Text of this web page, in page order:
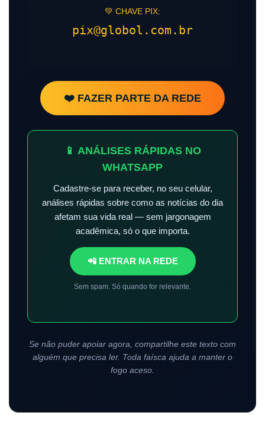
💚 CHAVE PIX:
pix@globol.com.br
❤️ FAZER PARTE DA REDE
📱 ANÁLISES RÁPIDAS NO
WHATSAPP
Cadastre-se para receber, no seu celular,
análises rápidas sobre como as notícias do dia
afetam sua vida real — sem jargonagem
acadêmica, só o que importa.
📲 ENTRAR NA REDE
Sem spam. Só quando for relevante.
Se não puder apoiar agora, compartilhe este texto com
alguém que precisa ler. Toda faísca ajuda a manter o
fogo aceso.